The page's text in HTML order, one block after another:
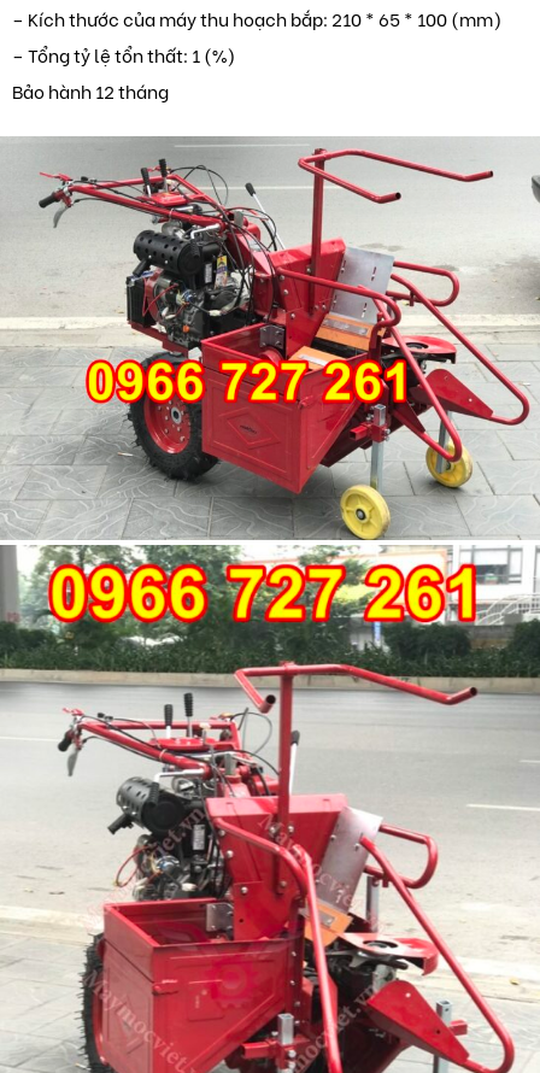
– Kích thước của máy thu hoạch bắp: 210 * 65 * 100 (mm)
– Tổng tỷ lệ tổn thất: 1 (%)
Bảo hành 12 tháng